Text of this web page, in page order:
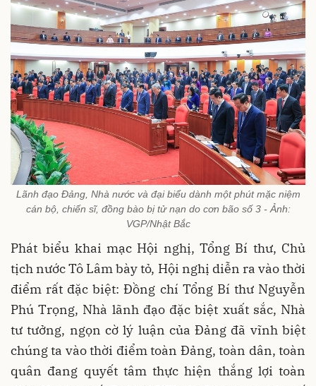
Lãnh đạo Đảng, Nhà nước và đại biểu dành một phút mặc niệm
cán bộ, chiến sĩ, đồng bào bị tử nạn do cơn bão số 3 - Ảnh:
VGP/Nhật Bắc
Phát biểu khai mạc Hội nghị, Tổng Bí thư, Chủ
tịch nước Tô Lâm bày tỏ, Hội nghị diễn ra vào thời
điểm rất đặc biệt: Đồng chí Tổng Bí thư Nguyễn
Phú Trọng, Nhà lãnh đạo đặc biệt xuất sắc, Nhà
tư tưởng, ngọn cờ lý luận của Đảng đã vĩnh biệt
chúng ta vào thời điểm toàn Đảng, toàn dân, toàn
quân đang quyết tâm thực hiện thắng lợi toàn